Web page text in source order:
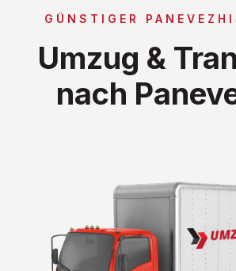
GÜNSTIGER
Umzug &
nach